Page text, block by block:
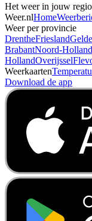
Het weer in jouw
Weer.nlHome
Weer per provincie
DrentheFriesland
BrabantNoord-Holland
HollandOverijssel
Weerkaarten
Download de app